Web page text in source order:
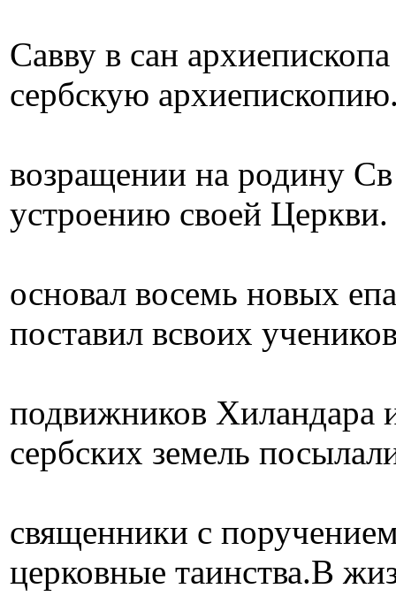
Савву в сан
сербскую
возращении на родину
устроению своей
основал восемь новых
поставил всвоих
подвижников Хиландара
сербских земель
священники с
церковные таинства.В